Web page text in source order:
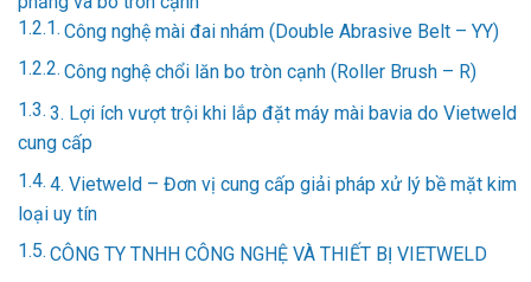
Công nghệ mài đai nhám (Double Abrasive Belt – YY)
Công nghệ chổi lăn bo tròn cạnh (Roller Brush – R)
3. Lợi ích vượt trội khi lắp đặt máy mài bavia do Vietweld
cung cấp
4. Vietweld – Đơn vị cung cấp giải pháp xử lý bề mặt kim
loại uy tín
CÔNG TY TNHH CÔNG NGHỆ VÀ THIẾT BỊ VIETWELD